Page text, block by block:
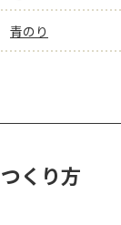
青のり
つくり方